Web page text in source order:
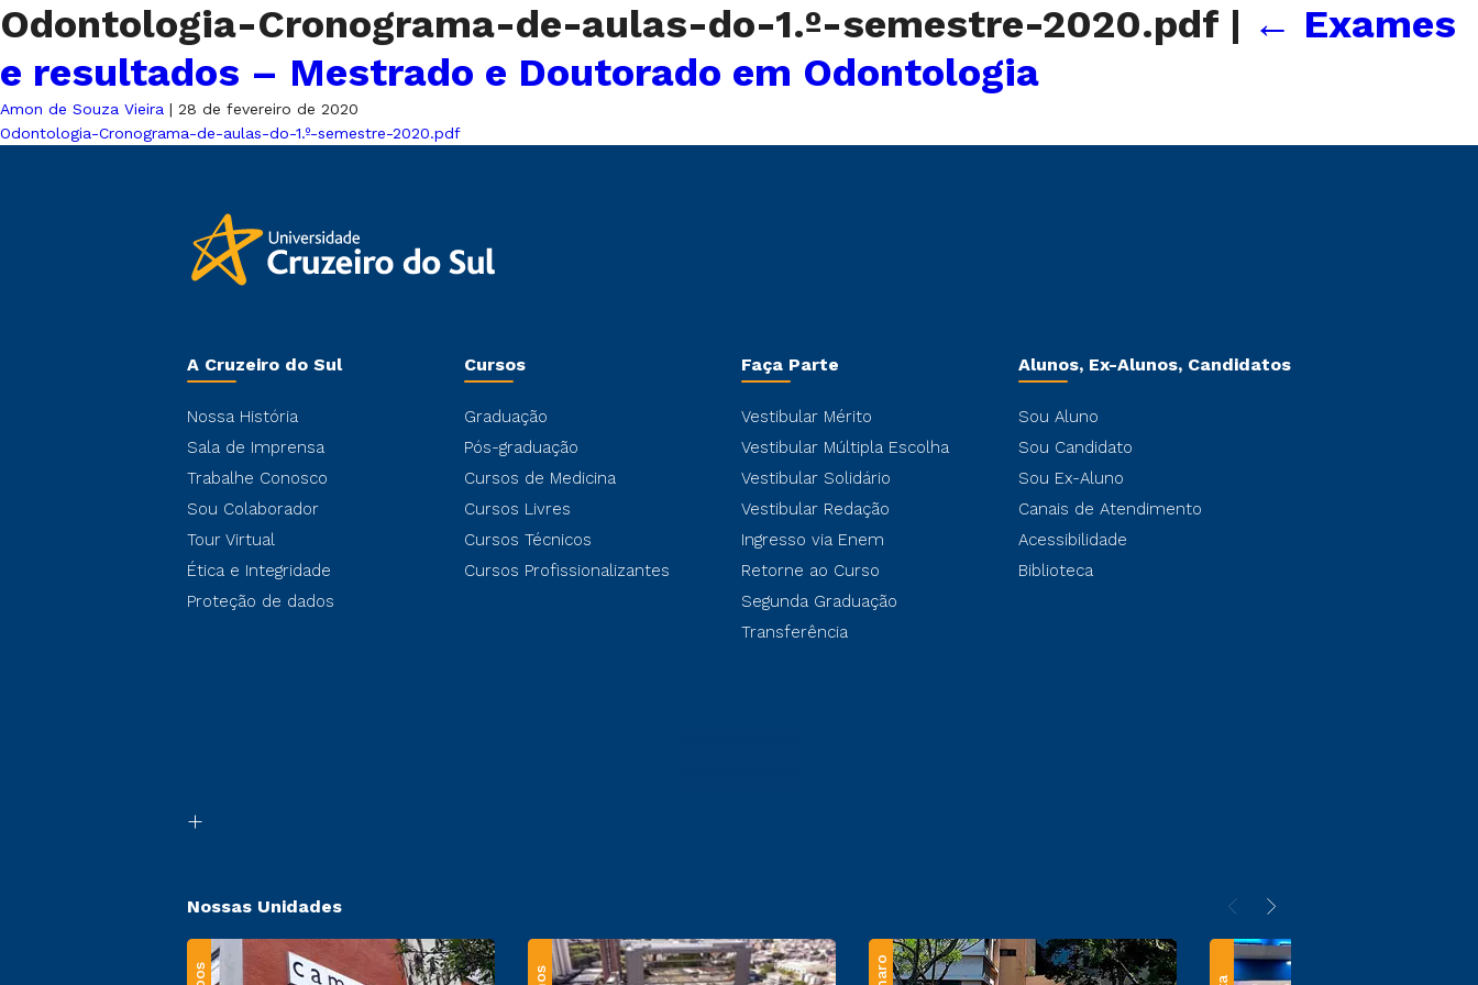
Odontologia-Cronograma-de-aulas-do-1.º-semestre-2020.pdf | ← Exames
e resultados – Mestrado e Doutorado em Odontologia
Amon de Souza Vieira | 28 de fevereiro de 2020
Odontologia-Cronograma-de-aulas-do-1.º-semestre-2020.pdf
A Cruzeiro do Sul
Nossa História
Sala de Imprensa
Trabalhe Conosco
Sou Colaborador
Tour Virtual
Ética e Integridade
Proteção de dados
Cursos
Graduação
Pós-graduação
Cursos de Medicina
Cursos Livres
Cursos Técnicos
Cursos Profissionalizantes
Faça Parte
Vestibular Mérito
Vestibular Múltipla Escolha
Vestibular Solidário
Vestibular Redação
Ingresso via Enem
Retorne ao Curso
Segunda Graduação
Transferência
Alunos, Ex-Alunos, Candidatos
Sou Aluno
Sou Candidato
Sou Ex-Aluno
Canais de Atendimento
Acessibilidade
Biblioteca
Nossas Unidades